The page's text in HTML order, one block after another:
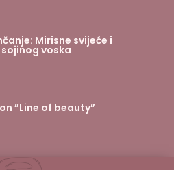
Mirisne svijeće i
voska
”Line of beauty”